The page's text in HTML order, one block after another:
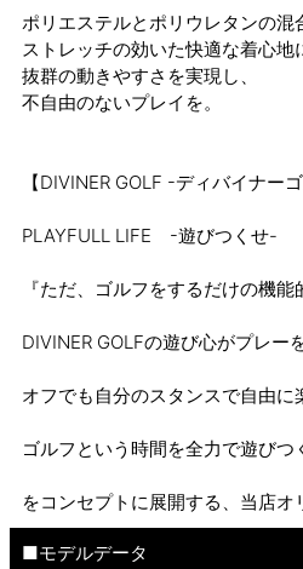
ポリエステルとポリウレタンの混
ストレッチの効いた快適な着心地
抜群の動きやすさを実現し、
不自由のないプレイを。
【DIVINER GOLF -ディバイナーゴ
PLAYFULL LIFE -遊びつくせ-
『ただ、ゴルフをするだけの機能
DIVINER GOLFの遊び心がプレー
オフでも自分のスタンスで自由に
ゴルフという時間を全力で遊びつ
をコンセプトに展開する、当店オ
■モデルデータ